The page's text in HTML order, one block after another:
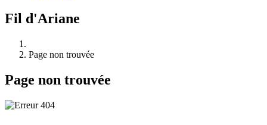
Fil d'Ariane
Page non trouvée
Page non trouvée